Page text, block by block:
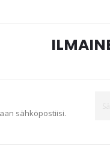
sähköpostiisi.